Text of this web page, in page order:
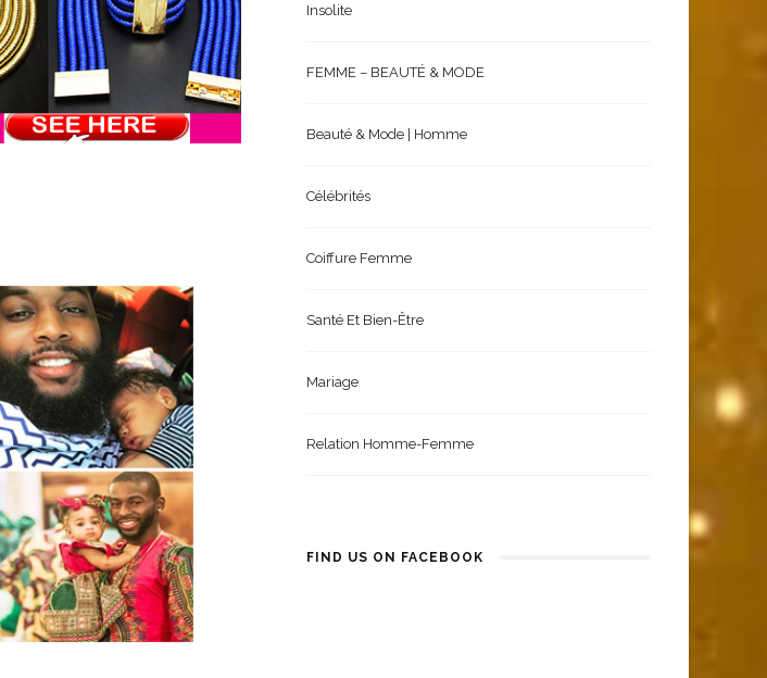
Insolite
FEMME – BEAUTÉ & MODE
Beauté & Mode | Homme
Célébrités
Coiffure Femme
Santé Et Bien-Être
Mariage
Relation Homme-Femme
FIND US ON FACEBOOK